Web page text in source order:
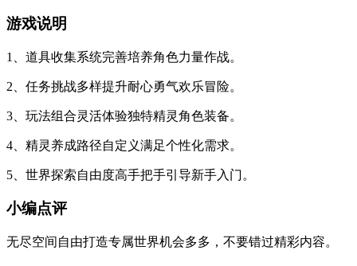
游戏说明
1、道具收集系统完善培养角色力量作战。
2、任务挑战多样提升耐心勇气欢乐冒险。
3、玩法组合灵活体验独特精灵角色装备。
4、精灵养成路径自定义满足个性化需求。
5、世界探索自由度高手把手引导新手入门。
小编点评
无尽空间自由打造专属世界机会多多，不要错过精彩内容。